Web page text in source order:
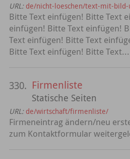
URL: de/nicht-loeschen/text-mit-
Bitte Text einfügen! Bitte Text
einfügen! Bitte Text einfügen!
Text einfügen! Bitte Text
Bitte Text einfügen! Bitte Text...
330. Firmenliste
Statische Seiten
URL: de/wirtschaft/firmenliste/
Firmeneintrag ändern/neu
zum Kontaktformular